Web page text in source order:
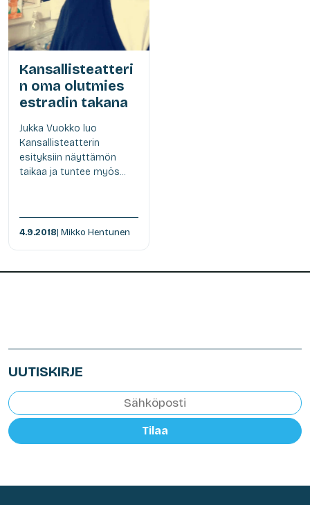
Kansallisteatteri
n oma olutmies
estradin takana
Jukka Vuokko luo
Kansallisteatterin
esityksiin näyttämön
taikaa ja tuntee myös...
4.9.2018| Mikko Hentunen
UUTISKIRJE
Tilaa